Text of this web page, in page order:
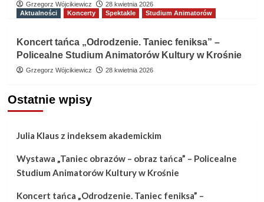
Grzegorz Wójcikiewicz
28 kwietnia 2026
Aktualności
Koncerty Spektakle Studium Animatorów
Koncert tańca „Odrodzenie. Taniec feniksa” –
Policealne Studium Animatorów Kultury w Krośnie
Grzegorz Wójcikiewicz 28 kwietnia 2026
Ostatnie wpisy
Julia Klaus z indeksem akademickim
Wystawa „Taniec obrazów – obraz tańca” – Policealne
Studium Animatorów Kultury w Krośnie
Koncert tańca „Odrodzenie. Taniec feniksa” –